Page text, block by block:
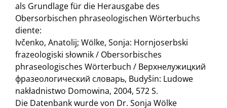
als Grundlage für die Herausgabe des
Obersorbischen phraseologischen Wörterbuchs
diente:
Ivčenko, Anatolij; Wölke, Sonja: Hornjoserbski
frazeologiski słownik / Obersorbisches
phraseologisches Wörterbuch / Верхнелужицкий
фразеологический словарь, Budyšin: Ludowe
nakładnistwo Domowina, 2004, 572 S.
Die Datenbank wurde von Dr. Sonja Wölke